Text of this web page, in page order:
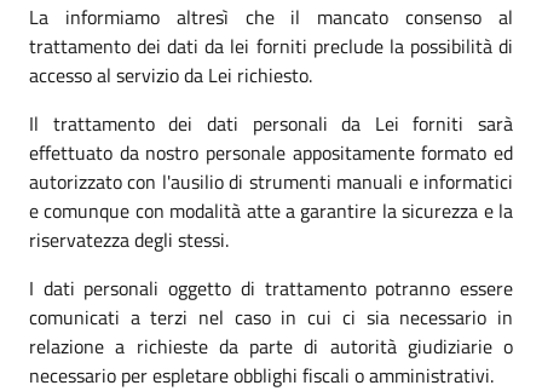
La informiamo altresì che il mancato consenso al
trattamento dei dati da lei forniti preclude la possibilità di
accesso al servizio da Lei richiesto.
Il trattamento dei dati personali da Lei forniti sarà
effettuato da nostro personale appositamente formato ed
autorizzato con l'ausilio di strumenti manuali e informatici
e comunque con modalità atte a garantire la sicurezza e la
riservatezza degli stessi.
I dati personali oggetto di trattamento potranno essere
comunicati a terzi nel caso in cui ci sia necessario in
relazione a richieste da parte di autorità giudiziarie o
necessario per espletare obblighi fiscali o amministrativi.